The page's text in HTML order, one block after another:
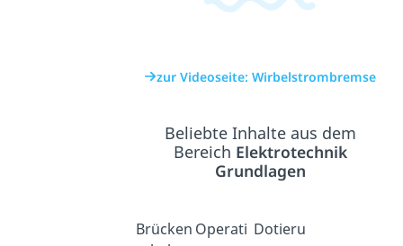
zur Videoseite: Wirbelstrombremse
Beliebte Inhalte aus dem
Bereich Elektrotechnik
Grundlagen
Brücken Operati Dotieru